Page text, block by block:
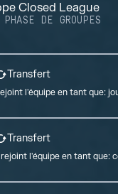
Closed League
PHASE DE GROUPES
Transfert
l'équipe en tant que:
Transfert
l'équipe en tant que: